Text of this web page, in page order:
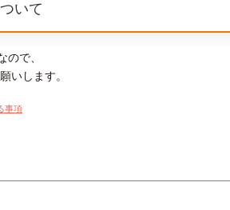
いて
ので、
いします。
事項